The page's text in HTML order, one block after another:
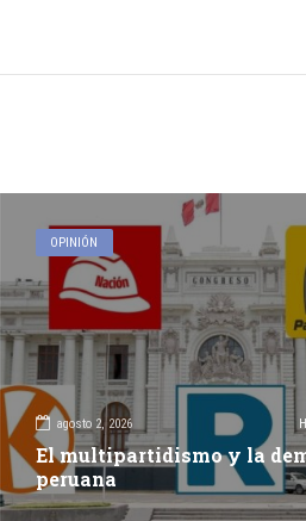
OPINIÓN
agosto 2, 2026
El multipartidismo y la
peruana